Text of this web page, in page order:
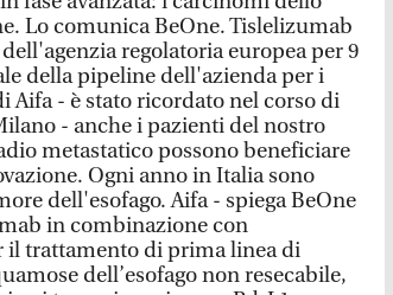
Lo comunica BeOne. Tislelizumab
regolatoria europea per 9
della pipeline dell'azienda per i
- è stato ricordato nel corso di
- anche i pazienti del nostro
metastatico possono beneficiare
Ogni anno in Italia sono
dell'esofago. Aifa - spiega BeOne
in combinazione con
il trattamento di prima linea di
dell’esofago non resecabile,